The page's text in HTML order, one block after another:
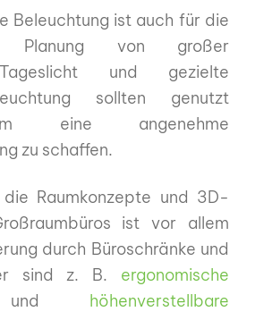
Beleuchtung ist auch für die
Planung von großer
und gezielte
sollten genutzt
eine angenehme
zu schaffen.
Raumkonzepte und 3D-
ist vor allem
durch Büroschränke und
sind z. B. ergonomische
höhenverstellbare